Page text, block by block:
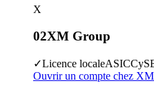
X
02XM Group
✓Licence localeASIC
Ouvrir un compte chez